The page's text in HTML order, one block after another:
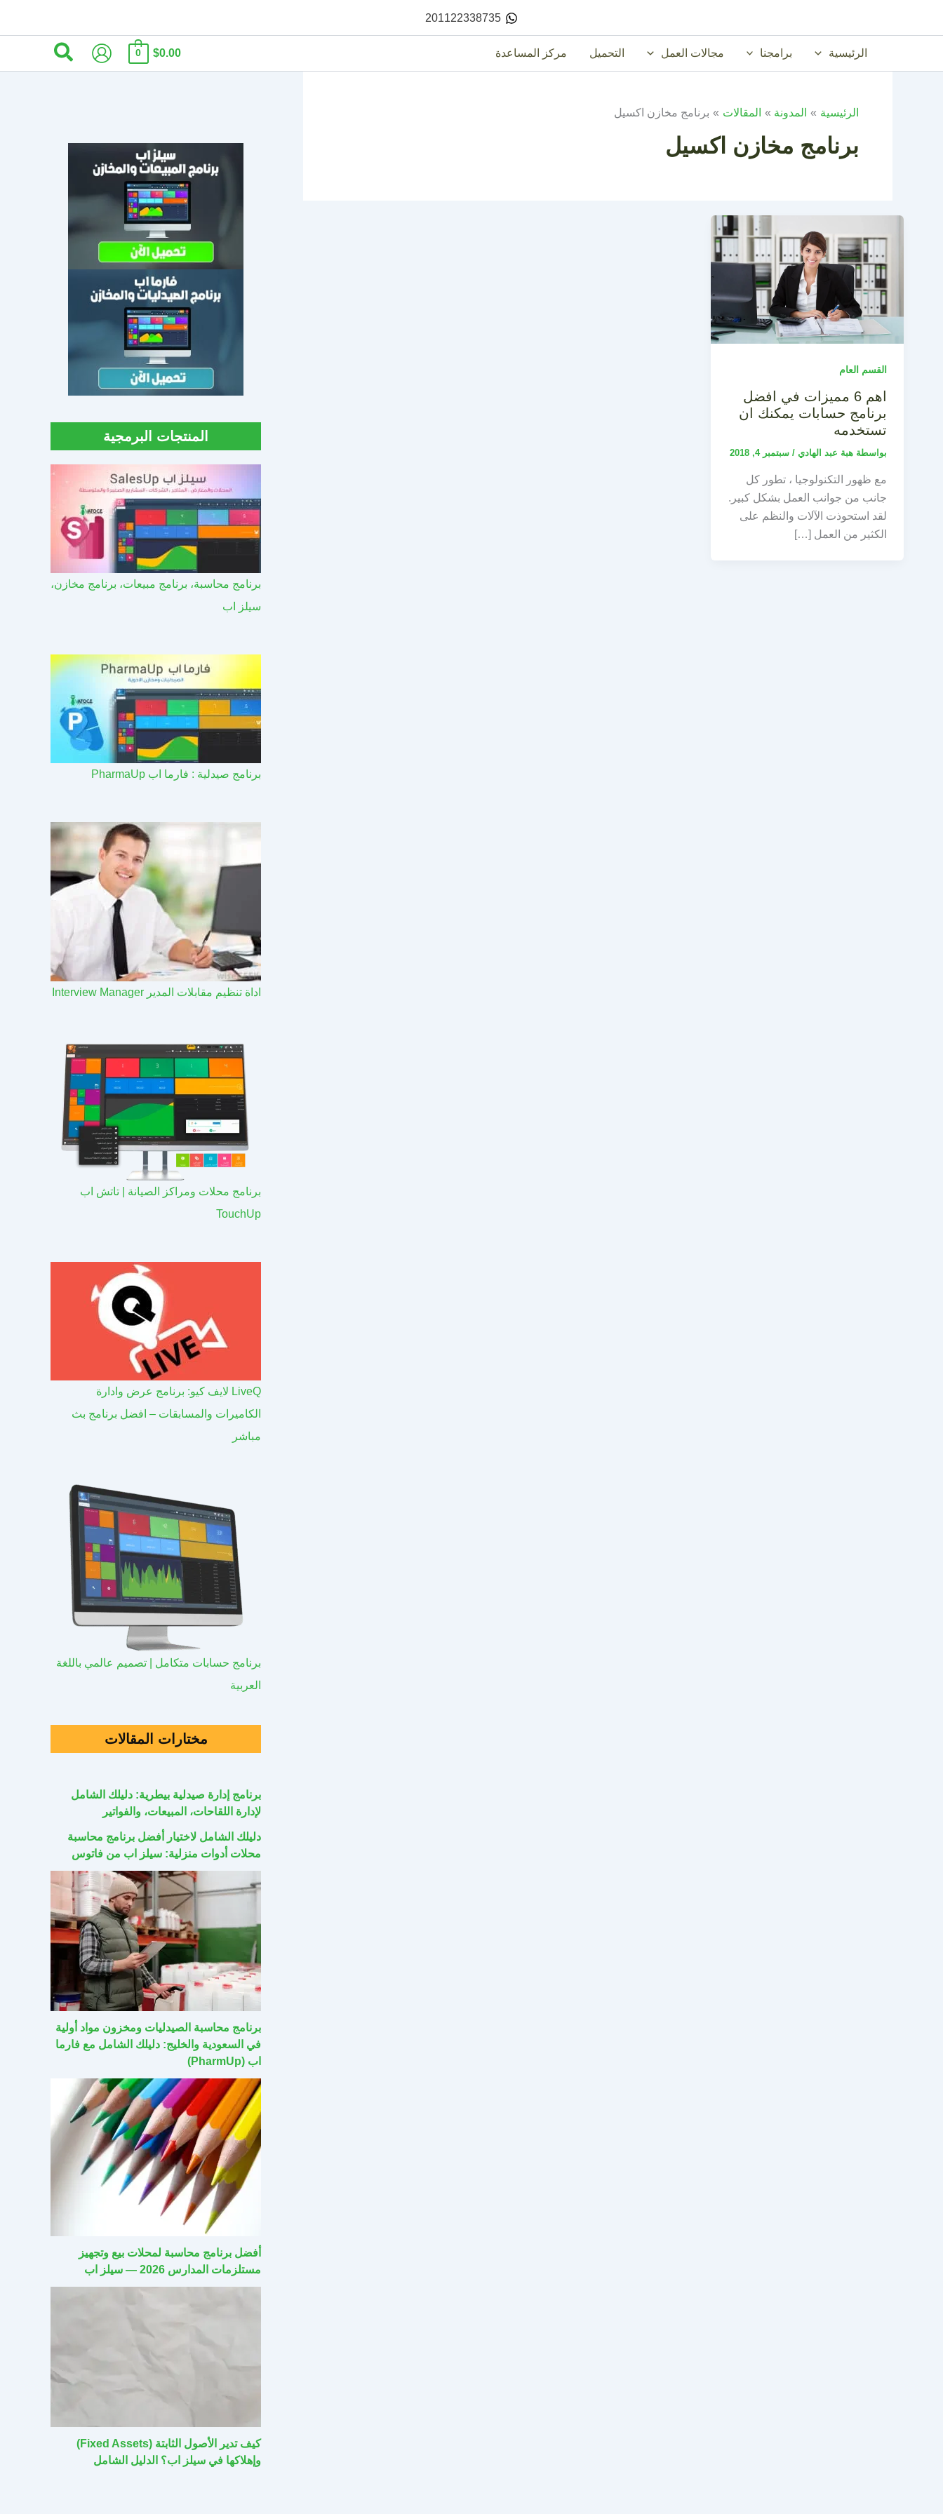
201122338735
الرئيسية برامجنا مجالات العمل التحميل مركز المساعدة $0.00
0 البحث
الرئيسية المدونة المقالات برنامج مخازن اكسيل
برنامج مخازن اكسيل
القسم العام
اهم 6 مميزات في افضل
برنامج حسابات يمكنك ان
تستخدمه
بواسطة هبة عبد الهادي / سبتمبر 4, 2018
مع ظهور التكنولوجيا ، تطور كل
جانب من جوانب العمل بشكل كبير.
لقد استحوذت الآلات والنظم على
الكثير من العمل […]
المنتجات البرمجية
برنامج محاسبة، برنامج مبيعات، برنامج مخازن،
سيلز اب
برنامج صيدلية : فارما اب PharmaUp​
اداة تنظيم مقابلات المدير Interview Manager
برنامج محلات ومراكز الصيانة | تاتش اب
TouchUp
LiveQ لايف كيو: برنامج عرض وادارة
الكاميرات والمسابقات – افضل برنامج بث
مباشر
برنامج حسابات متكامل | تصميم عالمي باللغة
العربية
مختارات المقالات
برنامج إدارة صيدلية بيطرية: دليلك الشامل
لإدارة اللقاحات، المبيعات، والفواتير
دليلك الشامل لاختيار أفضل برنامج محاسبة
محلات أدوات منزلية: سيلز اب من فاتوس
برنامج محاسبة الصيدليات ومخزون مواد أولية
في السعودية والخليج: دليلك الشامل مع فارما
اب (PharmUp)
أفضل برنامج محاسبة لمحلات بيع وتجهيز
مستلزمات المدارس 2026 — سيلز اب
كيف تدير الأصول الثابتة (Fixed Assets)
وإهلاكها في سيلز اب؟ الدليل الشامل